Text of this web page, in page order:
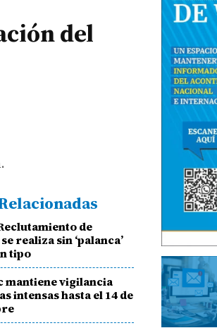
del
de
realiza sin ‘palanca’
tipo
mantiene vigilancia
intensas hasta el 14 de